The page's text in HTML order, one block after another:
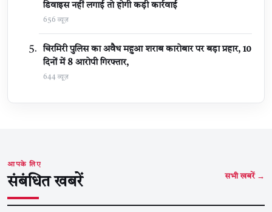
डिवाइस नहीं लगाई तो होगी कड़ी कार्रवाई
656 व्यूज़
चिरमिरी पुलिस का अवैध महुआ शराब कारोबार पर बड़ा प्रहार, 10
दिनों में 8 आरोपी गिरफ्तार,
644 व्यूज़
आपके लिए
संबंधित खबरें सभी खबरें →